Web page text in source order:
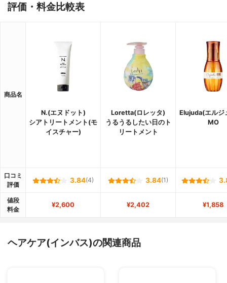
評価・料金比較表
商品名
N.(エヌドット)
シアトリートメント(モ
イスチャー)
Loretta(ロレッタ)
うるうるしたい日のト
リートメント
Elujuda(エルジ
MO
口コミ
評価
3.84(4) 3.84(1)
値段
料金
¥2,600 ¥2,402 ¥1,858
ヘアケア(インバス)の関連商品